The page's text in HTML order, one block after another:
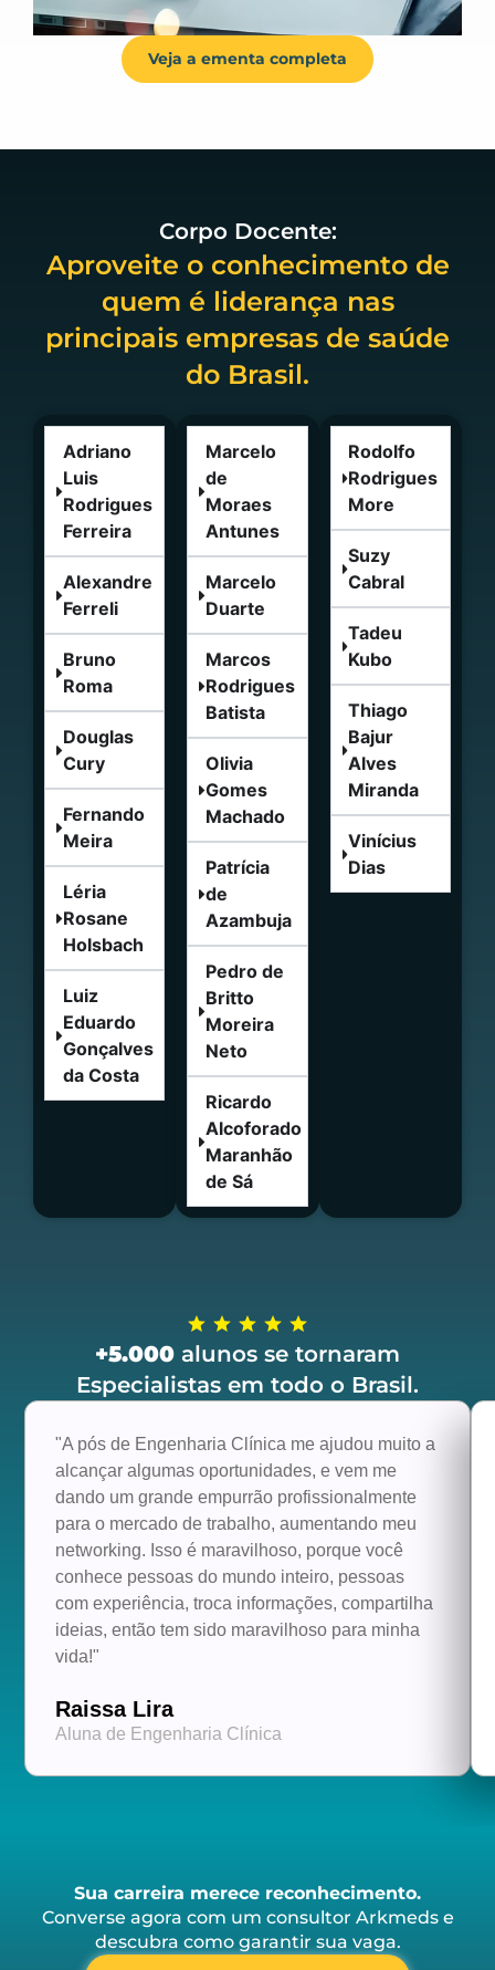
Veja a ementa completa
Corpo Docente:
Aproveite o conhecimento de
quem é liderança nas
principais empresas de saúde
do Brasil.
Adriano
Luis
Rodrigues
Ferreira
Alexandre
Ferreli
Bruno
Roma
Douglas
Cury
Fernando
Meira
Léria
Rosane
Holsbach
Luiz
Eduardo
Gonçalves
da Costa
Marcelo
de
Moraes
Antunes
Marcelo
Duarte
Marcos
Rodrigues
Batista
Olivia
Gomes
Machado
Patrícia
de
Azambuja
Pedro de
Britto
Moreira
Neto
Ricardo
Alcoforado
Maranhão
de Sá
Rodolfo
Rodrigues
More
Suzy
Cabral
Tadeu
Kubo
Thiago
Bajur
Alves
Miranda
Vinícius
Dias
+5.000 alunos se tornaram
Especialistas em todo o Brasil.
"A pós de Engenharia Clínica me ajudou muito a
alcançar algumas oportunidades, e vem me
dando um grande empurrão profissionalmente
para o mercado de trabalho, aumentando meu
networking. Isso é maravilhoso, porque você
conhece pessoas do mundo inteiro, pessoas
com experiência, troca informações, compartilha
ideias, então tem sido maravilhoso para minha
vida!"
Raissa Lira
Aluna de Engenharia Clínica
Sua carreira merece reconhecimento.
Converse agora com um consultor Arkmeds e
descubra como garantir sua vaga.